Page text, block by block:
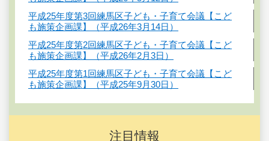
平成25年度第3回練馬区子ども・子育て会議【こど
も施策企画課】（平成26年3月14日）
平成25年度第2回練馬区子ども・子育て会議【こど
も施策企画課】（平成26年2月3日）
平成25年度第1回練馬区子ども・子育て会議【こど
も施策企画課】（平成25年9月30日）
注目情報